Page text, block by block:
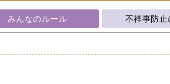
みんなのルール 不祥事防止